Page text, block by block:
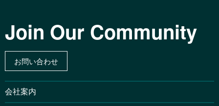
Join Our Community
お問い合わせ
会社案内